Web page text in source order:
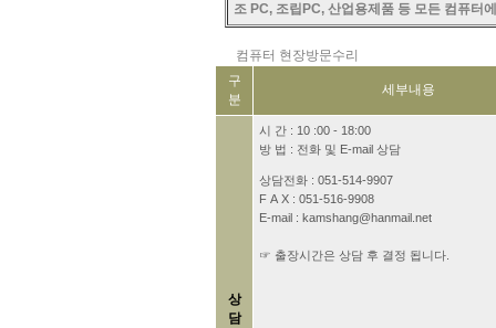
조 PC, 조립PC, 산업용제품 등 모든 컴퓨터
컴퓨터 현장방문수리
구
분
세부내용
상
담
시 간 : 10 :00 - 18:00
방 법 : 전화 및 E-mail 상담
상담전화 : 051-514-9907
F A X : 051-516-9908
E-mail : kamshang@hanmail.net
☞ 출장시간은 상담 후 결정 됩니다.